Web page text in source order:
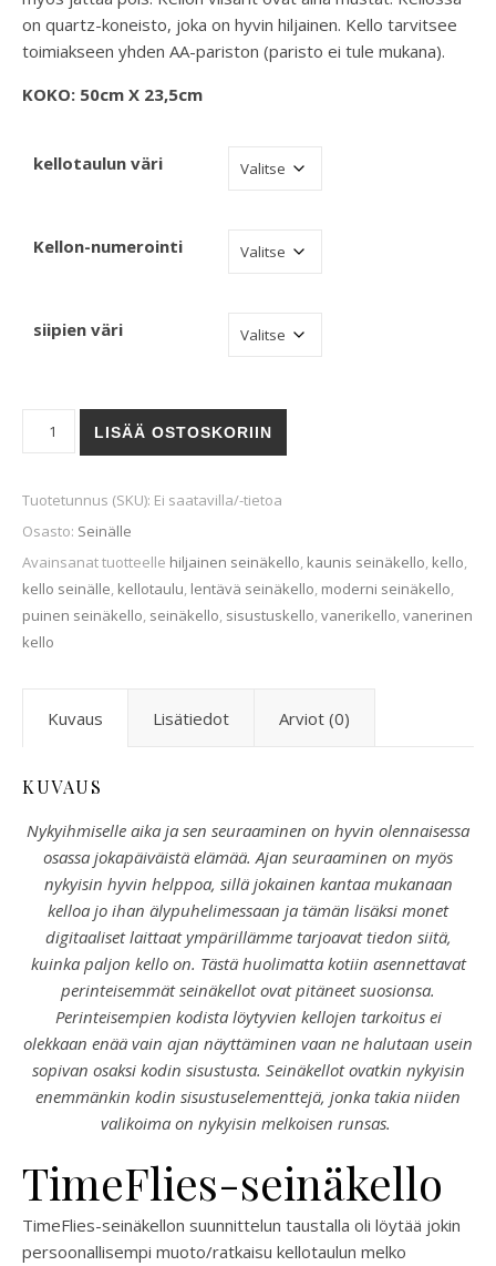
on quartz-koneisto, joka on hyvin hiljainen. Kello tarvitsee
toimiakseen yhden AA-pariston (paristo ei tule mukana).
KOKO: 50cm X 23,5cm
kellotaulun väri
Kellon-numerointi
siipien väri
TimeFlies-seinäkello määrä
LISÄÄ OSTOSKORIIN
Tuotetunnus (SKU): Ei saatavilla/-tietoa
Osasto: Seinälle
Avainsanat tuotteelle hiljainen seinäkello, kaunis seinäkello, kello,
kello seinälle, kellotaulu, lentävä seinäkello, moderni seinäkello,
puinen seinäkello, seinäkello, sisustuskello,vanerikello,vanerinen
kello
Kuvaus Lisätiedot Arviot (0)
KUVAUS
Nykyihmiselle aika ja sen seuraaminen on hyvin olennaisessa
osassa jokapäiväistä elämää. Ajan seuraaminen on myös
nykyisin hyvin helppoa, sillä jokainen kantaa mukanaan
kelloa jo ihan älypuhelimessaan ja tämän lisäksi monet
digitaaliset laittaat ympärillämme tarjoavat tiedon siitä,
kuinka paljon kello on. Tästä huolimatta kotiin asennettavat
perinteisemmät seinäkellot ovat pitäneet suosionsa.
Perinteisempien kodista löytyvien kellojen tarkoitus ei
olekkaan enää vain ajan näyttäminen vaan ne halutaan usein
sopivan osaksi kodin sisustusta. Seinäkellot ovatkin nykyisin
enemmänkin kodin sisustuselementtejä, jonka takia niiden
valikoima on nykyisin melkoisen runsas.
TimeFlies-seinäkello
TimeFlies-seinäkellon suunnittelun taustalla oli löytää jokin
persoonallisempi muoto/ratkaisu kellotaulun melko